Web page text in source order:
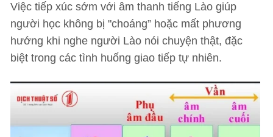
Việc tiếp xúc sớm với âm thanh tiếng Lào giúp
người học không bị "choáng” hoặc mất phương
hướng khi nghe người Lào nói chuyện thật, đặc
biệt trong các tình huống giao tiếp tự nhiên.